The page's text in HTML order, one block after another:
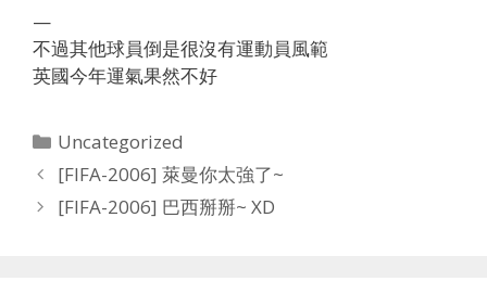
—
不過其他球員倒是很沒有運動員風範
英國今年運氣果然不好
Categories
Uncategorized
[FIFA-2006] 萊曼你太強了~
[FIFA-2006] 巴西掰掰~ XD